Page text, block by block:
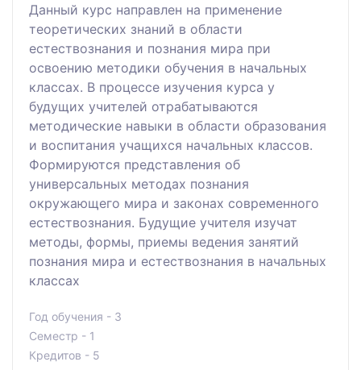
Данный курс направлен на применение
теоретических знаний в области
естествознания и познания мира при
освоению методики обучения в начальных
классах. В процессе изучения курса у
будущих учителей отрабатываются
методические навыки в области образования
и воспитания учащихся начальных классов.
Формируются представления об
универсальных методах познания
окружающего мира и законах современного
естествознания. Будущие учителя изучат
методы, формы, приемы ведения занятий
познания мира и естествознания в начальных
классах
Год обучения - 3
Семестр - 1
Кредитов - 5